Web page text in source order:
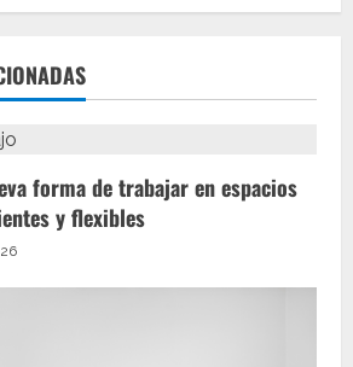
forma de trabajar en espacios
y flexibles